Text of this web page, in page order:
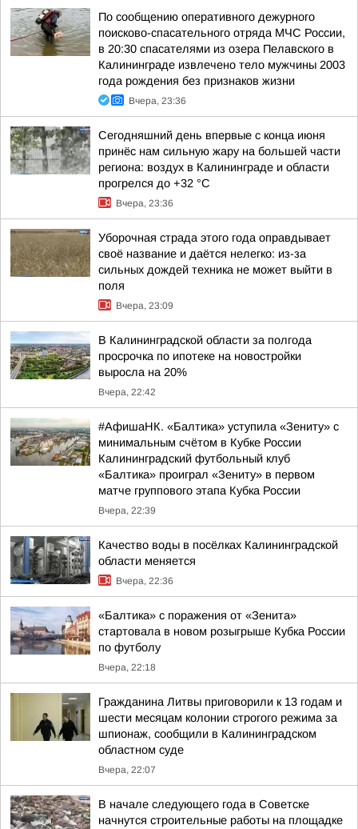
По сообщению оперативного дежурного
поисково-спасательного отряда МЧС России,
в 20:30 спасателями из озера Пелавского в
Калининграде извлечено тело мужчины 2003
года рождения без признаков жизни
Вчера, 23:36
Сегодняшний день впервые с конца июня
принёс нам сильную жару на большей части
региона: воздух в Калининграде и области
прогрелся до +32 °С
Вчера, 23:36
Уборочная страда этого года оправдывает
своё название и даётся нелегко: из-за
сильных дождей техника не может выйти в
поля
Вчера, 23:09
В Калининградской области за полгода
просрочка по ипотеке на новостройки
выросла на 20%
Вчера, 22:42
#АфишаНК. «Балтика» уступила «Зениту» с
минимальным счётом в Кубке России
Калининградский футбольный клуб
«Балтика» проиграл «Зениту» в первом
матче группового этапа Кубка России
Вчера, 22:39
Качество воды в посёлках Калининградской
области меняется
Вчера, 22:36
«Балтика» с поражения от «Зенита»
стартовала в новом розыгрыше Кубка России
по футболу
Вчера, 22:18
Гражданина Литвы приговорили к 13 годам и
шести месяцам колонии строгого режима за
шпионаж, сообщили в Калининградском
областном суде
Вчера, 22:07
В начале следующего года в Советске
начнутся строительные работы на площадке